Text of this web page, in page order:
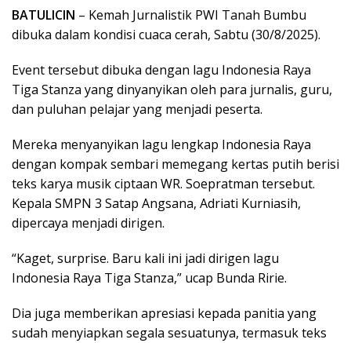
BATULICIN – Kemah Jurnalistik PWI Tanah Bumbu
dibuka dalam kondisi cuaca cerah, Sabtu (30/8/2025).
Event tersebut dibuka dengan lagu Indonesia Raya
Tiga Stanza yang dinyanyikan oleh para jurnalis, guru,
dan puluhan pelajar yang menjadi peserta.
Mereka menyanyikan lagu lengkap Indonesia Raya
dengan kompak sembari memegang kertas putih berisi
teks karya musik ciptaan WR. Soepratman tersebut.
Kepala SMPN 3 Satap Angsana, Adriati Kurniasih,
dipercaya menjadi dirigen.
“Kaget, surprise. Baru kali ini jadi dirigen lagu
Indonesia Raya Tiga Stanza,” ucap Bunda Ririe.
Dia juga memberikan apresiasi kepada panitia yang
sudah menyiapkan segala sesuatunya, termasuk teks